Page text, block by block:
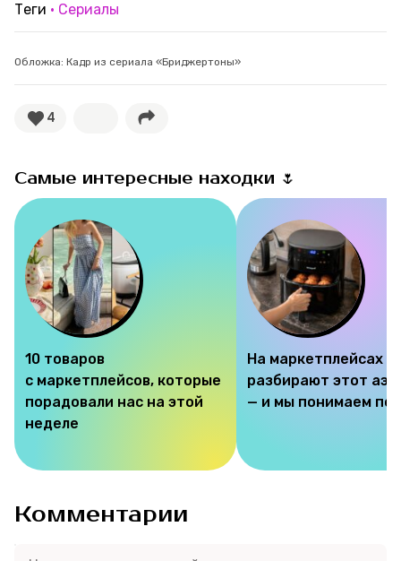
Теги Сериалы
Обложка: Кадр из сериала «Бриджертоны»
4
Самые интересные находки 🌷
10 товаров
с маркетплейсов, которые
порадовали нас на этой
неделе
На маркетплейсах
разбирают этот
— и мы понимаем
Комментарии